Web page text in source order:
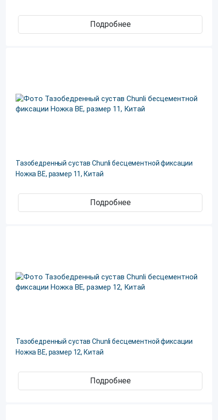
Подробнее
Тазобедренный сустав Chunli бесцементной фиксации
Ножка ВЕ, размер 11, Китай
Подробнее
Тазобедренный сустав Chunli бесцементной фиксации
Ножка ВЕ, размер 12, Китай
Подробнее